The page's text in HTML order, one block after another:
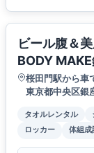
ビール腹＆
BODY
桜田門駅から車
東京都中央区銀
タオルレンタル
ロッカー
体組成